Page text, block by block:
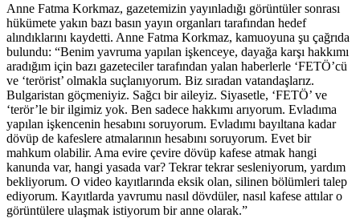
Anne Fatma Korkmaz, gazetemizin yayınladığı görüntüler sonrası
hükümete yakın bazı basın yayın organları tarafından hedef
alındıklarını kaydetti. Anne Fatma Korkmaz, kamuoyuna şu çağrıda
bulundu: “Benim yavruma yapılan işkenceye, dayağa karşı hakkımı
aradığım için bazı gazeteciler tarafından yalan haberlerle ‘FETÖ’cü
ve ‘terörist’ olmakla suçlanıyorum. Biz sıradan vatandaşlarız.
Bulgaristan göçmeniyiz. Sağcı bir aileyiz. Siyasetle, ‘FETÖ’ ve
‘terör’le bir ilgimiz yok. Ben sadece hakkımı arıyorum. Evladıma
yapılan işkencenin hesabını soruyorum. Evladımı bayıltana kadar
dövüp de kafeslere atmalarının hesabını soruyorum. Evet bir
mahkum olabilir. Ama evire çevire dövüp kafese atmak hangi
kanunda var, hangi yasada var? Tekrar tekrar sesleniyorum, yardım
bekliyorum. O video kayıtlarında eksik olan, silinen bölümleri talep
ediyorum. Kayıtlarda yavrumu nasıl dövdüler, nasıl kafese attılar o
görüntülere ulaşmak istiyorum bir anne olarak.”